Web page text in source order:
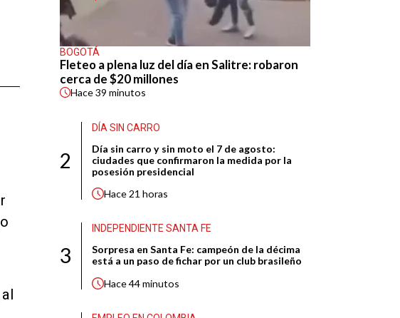
BOGOTÁ
Fleteo a plena luz del día en Salitre: robaron
cerca de $20 millones
Hace39 minutos
2
DÍA SIN CARRO
Día sin carro y sin moto el 7 de agosto:
ciudades que confirmaron la medida por la
posesión presidencial
Hace21 horas
3
INDEPENDIENTE SANTA FE
Sorpresa en Santa Fe: campeón de la décima
está a un paso de fichar por un club brasileño
Hace44 minutos